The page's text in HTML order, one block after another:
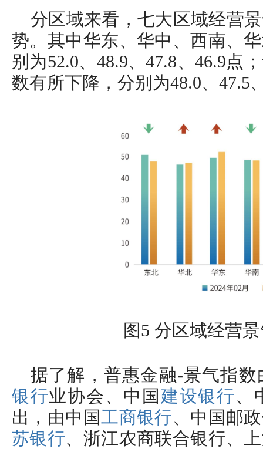
分区域来看，七大区域经营
势。其中华东、华中、西南、
别为52.0、48.9、47.8、46.9点
数有所下降，分别为48.0、47.5
图5 分区域经营
据了解，普惠金融-景气指
银行业协会、中国 建设银行、
出，由中国工商银行、中国邮
苏银行、浙江农商联合银行、